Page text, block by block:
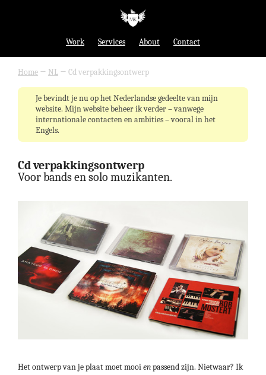
Work Services About Contact
Home → NL → Cd verpakkingsontwerp
Je bevindt je nu op het Nederlandse gedeelte van mijn
website. Mijn website beheer ik verder – vanwege
internationale contacten en ambities – vooral in het
Engels.
Cd verpakkingsontwerp
Voor bands en solo muzikanten.
Het ontwerp van je plaat moet mooienpassend zijn. Nietwaar? Ik